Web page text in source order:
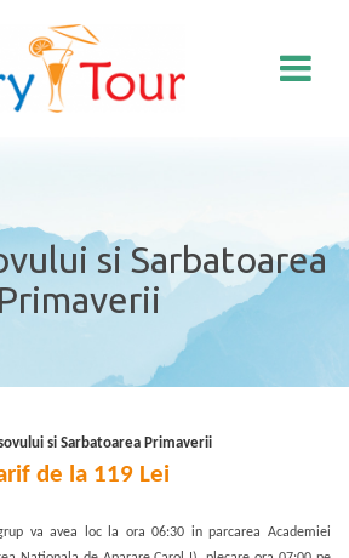
si Sarbatoarea
Primaverii
si Sarbatoarea Primaverii
de la 119 Lei
va avea loc la ora 06:30 in parcarea Academiei